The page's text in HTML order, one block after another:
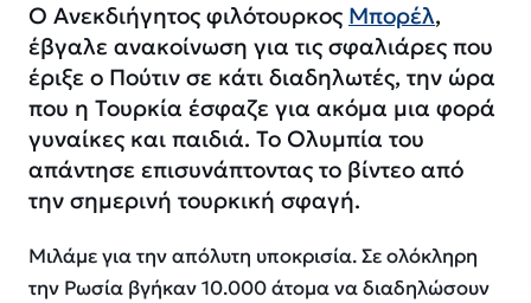
Ο Ανεκδιήγητος φιλότουρκος Μπορέλ,
έβγαλε ανακοίνωση για τις σφαλιάρες που
έριξε ο Πούτιν σε κάτι διαδηλωτές, την ώρα
που η Τουρκία έσφαζε για ακόμα μια φορά
γυναίκες και παιδιά. Το Ολυμπία του
απάντησε επισυνάπτοντας το βίντεο από
την σημερινή τουρκική σφαγή.
Μιλάμε για την απόλυτη υποκρισία. Σε ολόκληρη
την Ρωσία βγήκαν 10.000 άτομα να διαδηλώσουν